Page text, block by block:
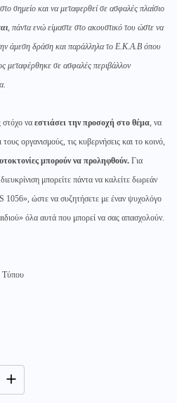
σημείο και να μεταφερθεί σε ασφαλές πλαίσιο
, πάντα ενώ είμαστε στο ακουστικό του ώστε να
άμεση δράση και παράλληλα το Ε.Κ.Α.Β όπου
μεταφέρθηκε σε ασφαλές περιβάλλον
στόχο να εστιάσει την προσοχή στο θέμα, να
οργανισμούς, τις κυβερνήσεις και το κοινό,
μπορούν να προληφθούν. Για
μπορείτε πάντα να καλείτε δωρεάν
1056», ώστε να συζητήσετε με έναν ψυχολόγο
όλα αυτά που μπορεί να σας απασχολούν.
Τύπου